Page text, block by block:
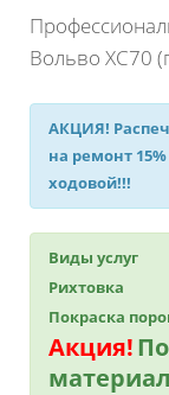
Вольво ХС70
АКЦИЯ!
на ремонт 15%
ходовой!!!
Виды услуг
Рихтовка
Покраска
Акция!